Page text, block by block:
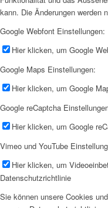
kann. Die Änderungen werden
Google Webfont Einstellungen:
Hier klicken, um Google
Google Maps Einstellungen:
Hier klicken, um Google
Google reCaptcha
Hier klicken, um Google
Vimeo und YouTube
Hier klicken, um
Datenschutzrichtlinie
Sie können unsere Cookies